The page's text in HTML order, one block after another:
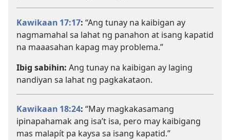
Kawikaan 17:17: “Ang tunay na kaibigan ay
nagmamahal sa lahat ng panahon at isang kapatid
na maaasahan kapag may problema.”
Ibig sabihin: Ang tunay na kaibigan ay laging
nandiyan sa lahat ng pagkakataon.
Kawikaan 18:24: “May magkakasamang
ipinapahamak ang isa’t isa, pero may kaibigang
mas malapít pa kaysa sa isang kapatid.”